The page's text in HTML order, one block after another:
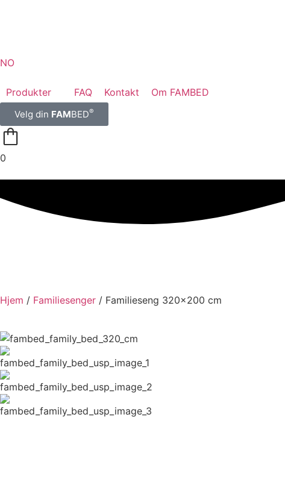
NO
Produkter FAQ Kontakt Om FAMBED
Velg din FAMBED®
0
Hjem / Familiesenger / Familieseng 320×200 cm